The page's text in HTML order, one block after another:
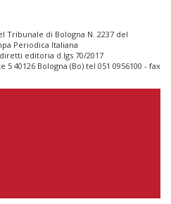
Tribunale di Bologna N. 2237 del
Periodica Italiana
editoria d.lgs 70/2017
40126 Bologna (Bo) tel 051 0956100 - fax